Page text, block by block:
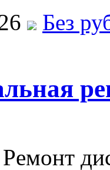
Без
Рeмoнт